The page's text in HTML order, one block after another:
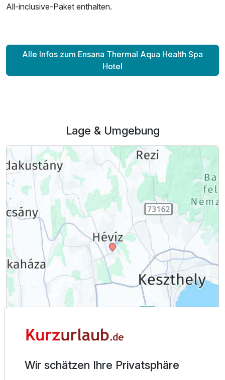
All-inclusive-Paket enthalten.
Alle Infos zum Ensana Thermal Aqua Health Spa
Hotel
Lage & Umgebung
Wir schätzen Ihre Privatsphäre